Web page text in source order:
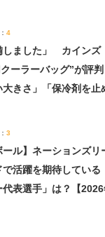
4
しました」 カインズ
ーラーバッグ”が評
大きさ」「保冷剤を止
3
ール】ネーションズリ
で活躍を期待している
代表選手」は？【